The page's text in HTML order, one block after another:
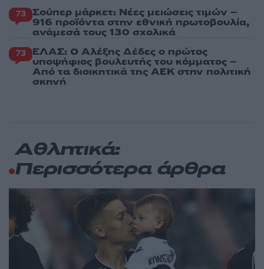
73 Σούπερ μάρκετ: Νέες μειώσεις τιμών –
916 προϊόντα στην εθνική πρωτοβουλία,
ανάμεσά τους 130 σχολικά
73 ΕΛΑΣ: Ο Αλέξης Δέδες ο πρώτος
υποψήφιος βουλευτής του κόμματος –
Από τα διοικητικά της ΑΕΚ στην πολιτική
σκηνή
Αθλητικά:
Περισσότερα άρθρα